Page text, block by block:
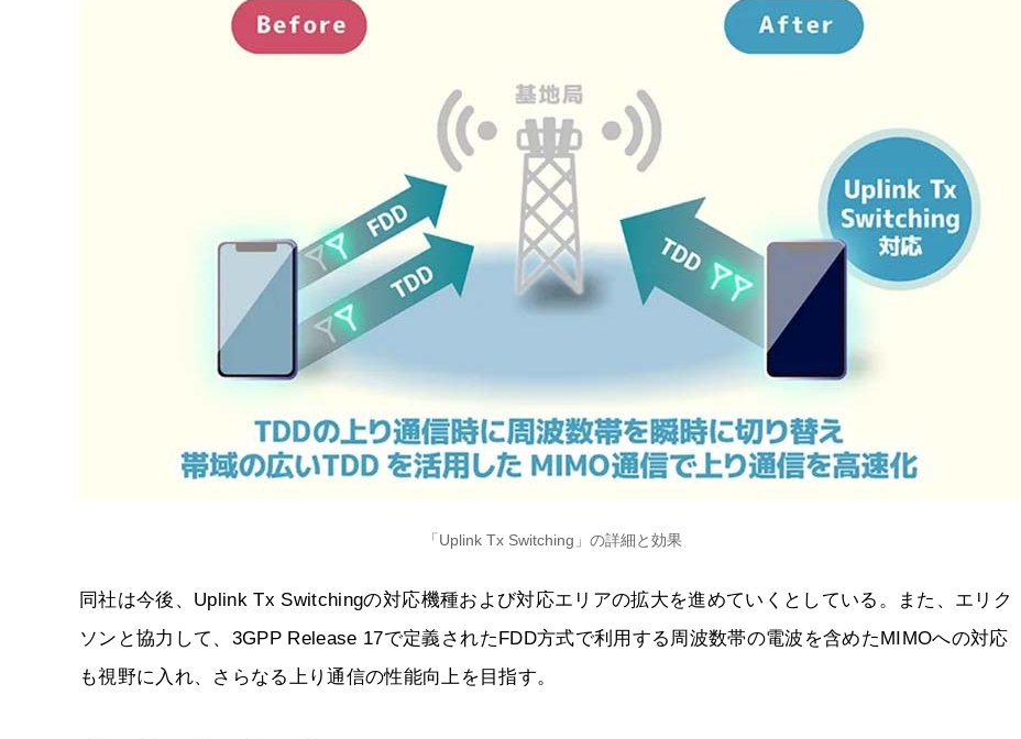
「Uplink Tx Switching」の詳細と効果
同社は今後、Uplink Tx Switchingの対応機種および対応エリアの拡大を進めていくとしている。また、エリク
ソンと協力して、3GPP Release 17で定義されたFDD方式で利用する周波数帯の電波を含めたMIMOへの対応
も視野に入れ、さらなる上り通信の性能向上を目指す。